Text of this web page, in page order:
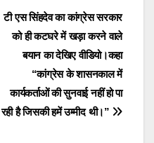
टी एस सिंहदेव का कांग्रेस सरकार
को ही कटघरे में खड़ा करने वाले
बयान का देखिए वीडियो।कहा
“कांग्रेस के शासनकाल में
कार्यकर्ताओं की सुनवाई नहीं हो पा
रही है जिसकी हमें उम्मीद थी।”